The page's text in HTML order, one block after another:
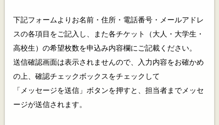
下記フォームよりお名前・住所・電話番号・メールアドレ
スの各項目をご記入し、また各チケット（大人・大学生・
高校生）の希望枚数を申込み内容欄にご記載ください。
送信確認画面は表示されませんので、入力内容をお確かめ
の上、確認チェックボックスをチェックして
「メッセージを送信」ボタンを押すと、担当者までメッセ
ージが送信されます。